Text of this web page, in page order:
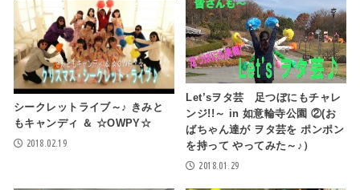
シークレットライブ～♪ きみと
もキャンディ ＆ ☆OWPY☆
2018.02.19
Let’sヲタ芸 足つぼにもチャレ
ンジ!!～ in 如意輪寺公園 ②(お
ばちゃん達が ヲタ芸を ポンポン
を持って やってみた～♪）
2018.01.29